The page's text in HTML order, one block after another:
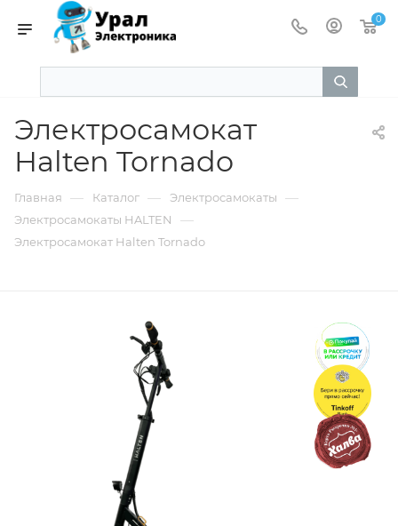
0
Электросамокат
Halten Tornado
Главная — Каталог — Электросамокаты —
Электросамокаты HALTEN —
Электросамокат Halten Tornado